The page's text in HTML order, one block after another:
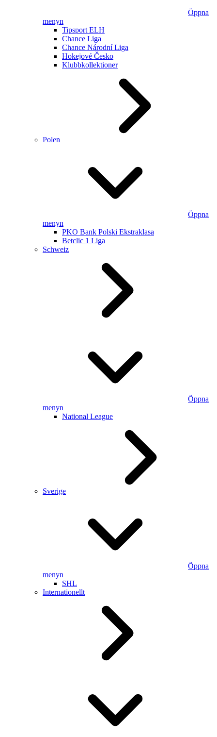
Öppna
menyn
Tipsport ELH
Chance Liga
Chance Národní Liga
Hokejové Česko
Klubbkollektioner
Polen
Öppna
menyn
PKO Bank Polski Ekstraklasa
Betclic 1 Liga
Schweiz
Öppna
menyn
National League
Sverige
Öppna
menyn
SHL
Internationellt